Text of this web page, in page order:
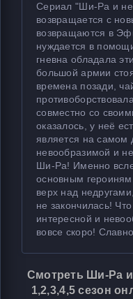
Сериал "Ши-Ра и
возвращается с
возвращаются в
нуждается в
гневна обладала
большой армии
времена позади,
совместно со
оказалось, у неё
является на самом
невообразимой и
Ши-Ра! Именно
основным
верх над
не закончилась!
интересной и
вовсе скоро!
Смотреть Ши-Ра
1,2,3,4,5 сезон